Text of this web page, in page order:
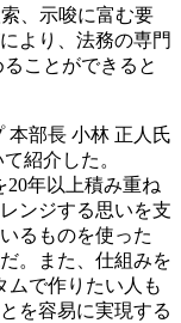
、示唆に富む要
より、法務の専門
ことができると
本部長 小林 正人氏
紹介した。
20年以上積み重ね
ンジする思いを支
るものを使った
。また、仕組みを
ムで作りたい人も
を容易に実現する